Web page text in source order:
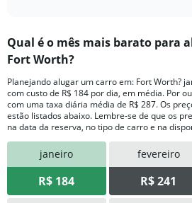
Qual ​é o mês mais barato para
Fort Worth?
Planejando alugar um carro em: Fort Worth?
com custo de R$ 184 por dia, em média. Por
com uma taxa diária média de R$ 287. Os
estão listados abaixo. Lembre-se de que os
na data da reserva, no tipo de carro e na
janeiro
R$ 184
fevereiro
R$ 241